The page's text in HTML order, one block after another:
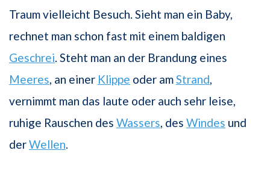
Traum vielleicht Besuch. Sieht man ein Baby,
rechnet man schon fast mit einem baldigen
Geschrei . Steht man an der Brandung eines
Meeres , an einer Klippe oder amStrand
vernimmt man das laute oder auch sehr leise,
ruhige Rauschen des Wassers , des Windes und
derWellen